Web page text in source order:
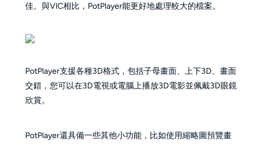
佳。與VlC相比，PotPlayer能更好地處理較大的檔案。
PotPlayer支援各種3D格式，包括子母畫面、上下3D、畫面
交錯，您可以在3D電視或電腦上播放3D電影並佩戴3D眼鏡
欣賞。
PotPlayer還具備一些其他小功能，比如使用縮略圖預覽畫